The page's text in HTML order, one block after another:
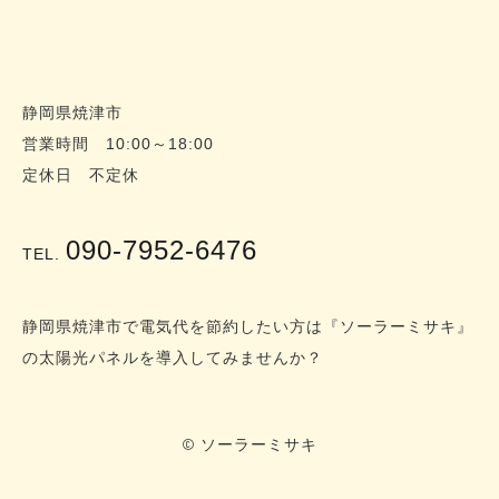
静岡県焼津市
営業時間 10:00～18:00
定休日 不定休
TEL. 090-7952-6476
静岡県焼津市で電気代を節約したい方は『ソーラーミサキ』
の太陽光パネルを導入してみませんか？
© ソーラーミサキ